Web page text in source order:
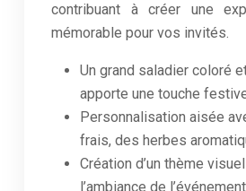
contribuant à créer une
mémorable pour vos invités.
Un grand saladier coloré
apporte une touche
Personnalisation aisée
frais, des herbes
Création d’un thème
l’ambiance de